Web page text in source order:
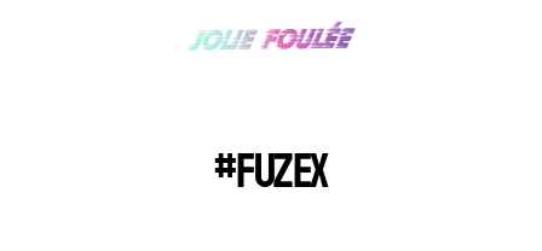
#FUZEX